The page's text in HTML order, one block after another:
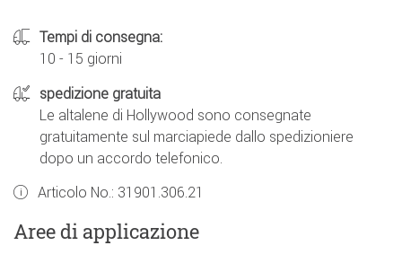
Tempi di consegna:
10 - 15 giorni
spedizione gratuita
Le altalene di Hollywood sono consegnate
gratuitamente sul marciapiede dallo spedizioniere
dopo un accordo telefonico.
Articolo No.: 31901.306.21
Aree di applicazione